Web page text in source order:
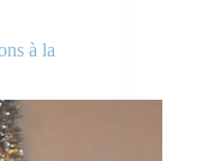
à la